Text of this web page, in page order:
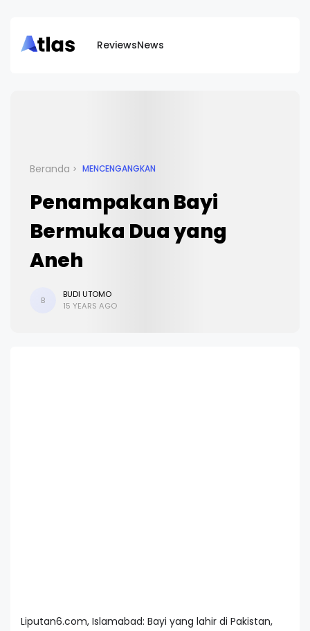
ReviewsNews
Beranda MENCENGANGKAN
Penampakan Bayi
Bermuka Dua yang
Aneh
B
BUDI UTOMO
15 YEARS AGO
Liputan6.com, Islamabad: Bayi yang lahir di Pakistan,